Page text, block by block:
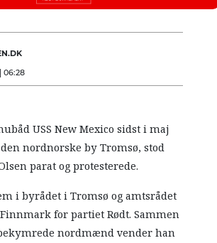
06:28
USS New Mexico sidst i maj
nordnorske by Tromsø, stod
parat og protesterede.
i byrådet i Tromsø og amtsrådet
for partiet Rødt. Sammen
nordmænd vender han